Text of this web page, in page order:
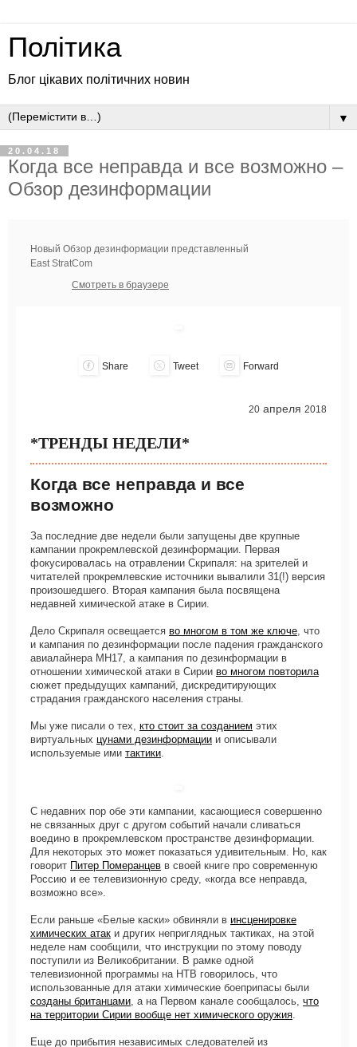
Політика
Блог цікавих політичних новин
▼
20.04.18
Когда все неправда и все возможно –
Обзор дезинформации
Новый Обзор дезинформации представленный
East StratCom
Смотреть в браузере
Share Tweet Forward
20 апреля 2018
*ТРЕНДЫ НЕДЕЛИ*
Когда все неправда и все
возможно
За последние две недели были запущены две крупные
кампании прокремлевской дезинформации. Первая
фокусировалась на отравлении Скрипаля: на зрителей и
читателей прокремлевские источники вывалили 31(!) версия
произошедшего. Вторая кампания была посвящена
недавней химической атаке в Сирии.
Дело Скрипаля освещается во многом в том же ключе , что
и кампания по дезинформации после падения гражданского
авиалайнера МН17, а кампания по дезинформации в
отношении химической атаки в Сирии во многом повторила
сюжет предыдущих кампаний, дискредитирующих
страдания гражданского населения страны.
Мы уже писали о тех, кто стоит за созданием этих
виртуальных цунами дезинформации и описывали
используемые ими тактики
С недавних пор обе эти кампании, касающиеся совершенно
не связанных друг с другом событий начали сливаться
воедино в прокремлевском пространстве дезинформации.
Для некоторых это может показаться удивительным. Но, как
говорит Питер Померанцев в своей книге про современную
Россию и ее телевизионную среду, «когда все неправда,
возможно все».
Если раньше «Белые каски» обвиняли в инсценировке
химических атак и других неприглядных тактиках, на этой
неделе нам сообщили, что инструкции по этому поводу
поступили из Великобритании. В рамке одной
телевизионной программы на НТВ говорилось, что
использованные для атаки химические боеприпасы были
созданы британцами , а на Первом канале сообщалось, что
на территории Сирии вообще нет химического оружия
Еще до прибытия независимых следователей из